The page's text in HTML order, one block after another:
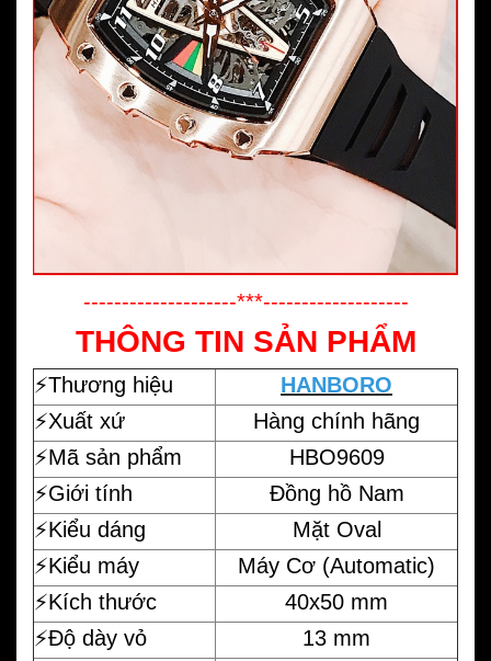
--------------------***-------------------
THÔNG TIN SẢN PHẨM
⚡️Thương hiệu HANBORO
⚡️Xuất xứ
Hàng chính hãng
⚡️Mã sản phẩm
HBO9609
⚡️Giới tính
Đồng hồ Nam
⚡️Kiểu dáng
Mặt Oval
⚡️Kiểu máy
Máy Cơ (Automatic)
⚡️Kích thước
40x50 mm
⚡️Độ dày vỏ
13 mm